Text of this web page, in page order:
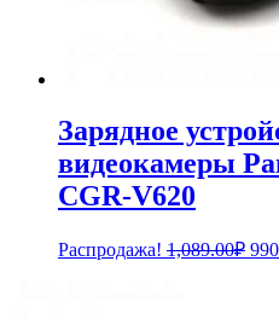
Зарядное
видеокамеры
CGR-V620
Распродажа! 1,089.00₽